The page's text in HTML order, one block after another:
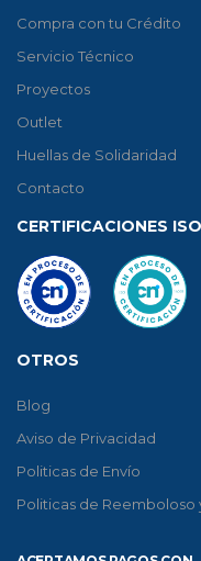
Compra con tu Crédito
Servicio Técnico
Proyectos
Outlet
Huellas de Solidaridad
Contacto
CERTIFICACIONES ISO
OTROS
Blog
Aviso de Privacidad
Politicas de Envío
Politicas de Reemboloso